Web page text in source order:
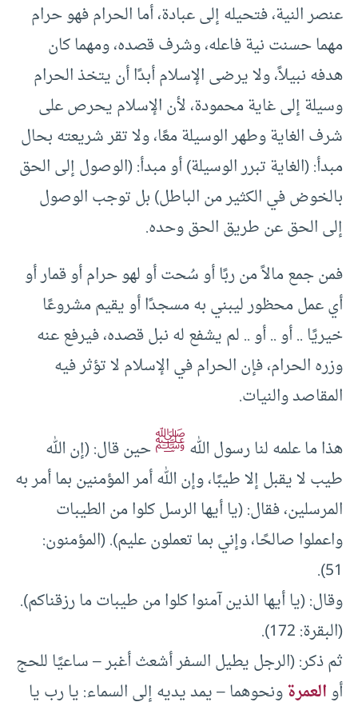
عنصر النية، فتحيله إلى عبادة، أما الحرام فهو حرام
مهما حسنت نية فاعله، وشرف قصده، ومهما كان
هدفه نبيلاً، ولا يرضى الإسلام أبدًا أن يتخذ الحرام
وسيلة إلى غاية محمودة، لأن الإسلام يحرص على
شرف الغاية وطهر الوسيلة معًا، ولا تقر شريعته بحال
مبدأ: (الغاية تبرر الوسيلة) أو مبدأ: (الوصول إلى الحق
بالخوض في الكثير من الباطل) بل توجب الوصول
إلى الحق عن طريق الحق وحده.
فمن جمع مالاً من ربًا أو سُحت أو لهو حرام أو قمار أو
أي عمل محظور ليبني به مسجدًا أو يقيم مشروعًا
خيريًا .. أو .. أو .. لم يشفع له نبل قصده، فيرفع عنه
وزره الحرام، فإن الحرام في الإسلام لا تؤثر فيه
المقاصد والنيات.
هذا ما علمه لنا رسول اللهﷺحين قال: (إن الله
طيب لا يقبل إلا طيبًا، وإن الله أمر المؤمنين بما أمر به
المرسلين، فقال: (يا أيها الرسل كلوا من الطيبات
واعملوا صالحًا، وإني بما تعملون عليم). (المؤمنون:
51).
وقال: (يا أيها الذين آمنوا كلوا من طيبات ما رزقناكم).
(البقرة: 172).
ثم ذكر: (الرجل يطيل السفر أشعث أغبر – ساعيًا للحج
أوالعمرةونحوهما – يمد يديه إلى السماء: يا رب يا